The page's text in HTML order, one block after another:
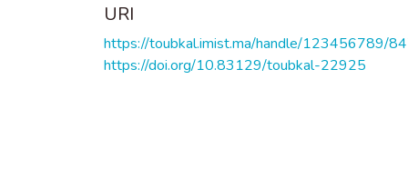
URI
https://toubkal.imist.ma/handle/123456789/
https://doi.org/10.83129/toubkal-22925